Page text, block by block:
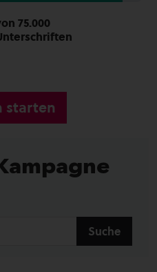
75.000
starten